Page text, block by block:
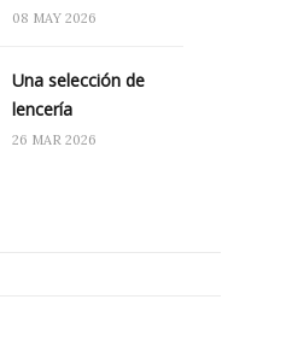
08 MAY 2026
Una selección de
lencería
26 MAR 2026